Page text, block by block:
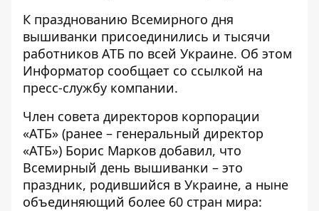
К празднованию Всемирного дня
вышиванки присоединились и тысячи
работников АТБ по всей Украине. Об этом
Информатор сообщает со ссылкой на
пресс-службу компании.
Член совета директоров корпорации
«АТБ» (ранее – генеральный директор
«АТБ») Борис Марков добавил, что
Всемирный день вышиванки – это
праздник, родившийся в Украине, а ныне
объединяющий более 60 стран мира: